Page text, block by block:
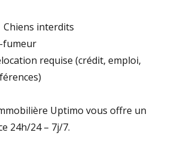
Chiens interdits
fumeur
requise (crédit, emploi,
Uptimo vous offre un
24h/24 – 7j/7.